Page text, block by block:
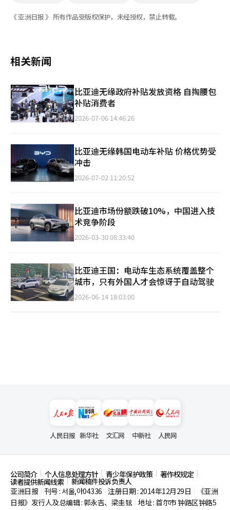
《 亚洲日报 》 所有作品受版权保护，未经授权，禁止转载。
相关新闻
比亚迪无缘政府补贴发放资格 自掏腰包
补贴消费者
2026-07-06 14:46:26
比亚迪无缘韩国电动车补贴 价格优势受
冲击
2026-07-02 11:20:52
比亚迪市场份额跌破10%，中国进入技
术竞争阶段
2026-03-30 08:33:40
比亚迪王国：电动车生态系统覆盖整个
城市，只有外国人才会惊讶于自动驾驶
2026-06-14 18:03:00
人民日报 新华社 文汇网 中新社 人民网
公司简介 个人信息处理方针 青少年保护政策 著作权规定
读者提供新闻线索
新闻稿件投诉负责人
亚洲日报
刊号 : 서울,아04336 注册日期 : 2014年12月29日
《亚洲
日报》发行人及总编辑 : 郭永吉、梁圭铉 地址 : 首尔市钟路区钟路5